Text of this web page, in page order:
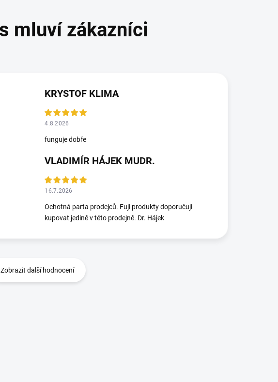
KRYSTOF KLIMA
4.8.2026
funguje dobře
VLADIMÍR HÁJEK MUDR.
16.7.2026
Ochotná parta prodejců. Fuji produkty doporučuji
kupovat jedině v této prodejně. Dr. Hájek
Zobrazit další hodnocení